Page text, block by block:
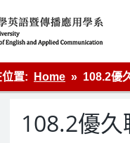
位置: Home 108.2優
108.2優